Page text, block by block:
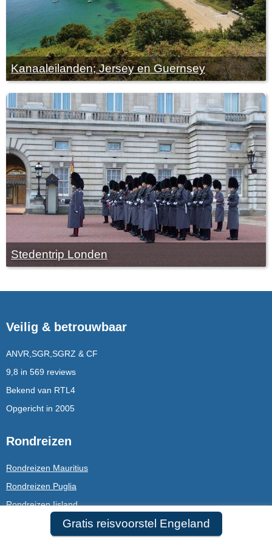
Gratis reisvoorstel Engeland
Kanaaleilanden; Jersey en Guernsey
Stedentrip Londen
Veilig & betrouwbaar
ANVR,SGR,SGRZ & CF
9,8 in 569 reviews
Bekend van RTL4
Opgericht in 2005
Rondreizen
Rondreizen Mauritius
Rondreizen Puglia
Rondreizen Ijsland
Dubai / Malediven combinatie